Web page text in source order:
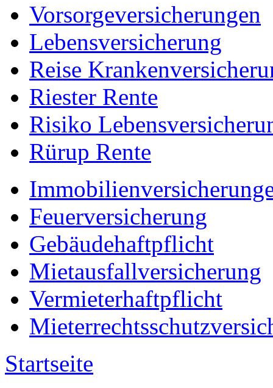
Vorsorgeversicherungen
Lebensversicherung
Reise
Riester Rente
Risiko
Rürup Rente
Feuerversicherung
Gebäudehaftpflicht
Mietausfallversicherung
Vermieterhaftpflicht
Startseite